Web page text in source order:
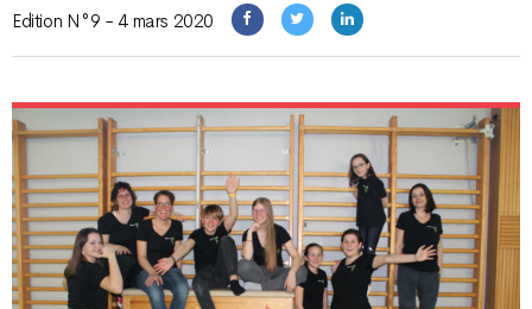
Edition N°9 - 4 mars 2020